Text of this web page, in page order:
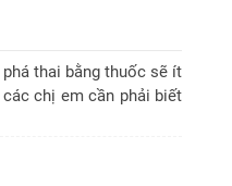
thai bằng thuốc sẽ ít
chị em cần phải biết